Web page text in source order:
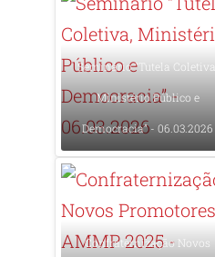
Seminário “Tutela Coletiva,
Ministério Público e
Democracia” - 06.03.2026
Confraternização Novos